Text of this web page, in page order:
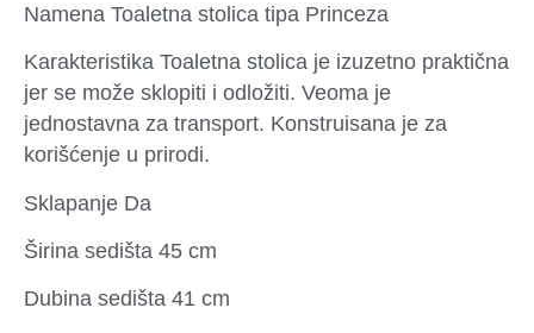
Namena Toaletna stolica tipa Princeza
Karakteristika Toaletna stolica je izuzetno praktična
jer se može sklopiti i odložiti. Veoma je
jednostavna za transport. Konstruisana je za
korišćenje u prirodi.
Sklapanje Da
Širina sedišta 45 cm
Dubina sedišta 41 cm